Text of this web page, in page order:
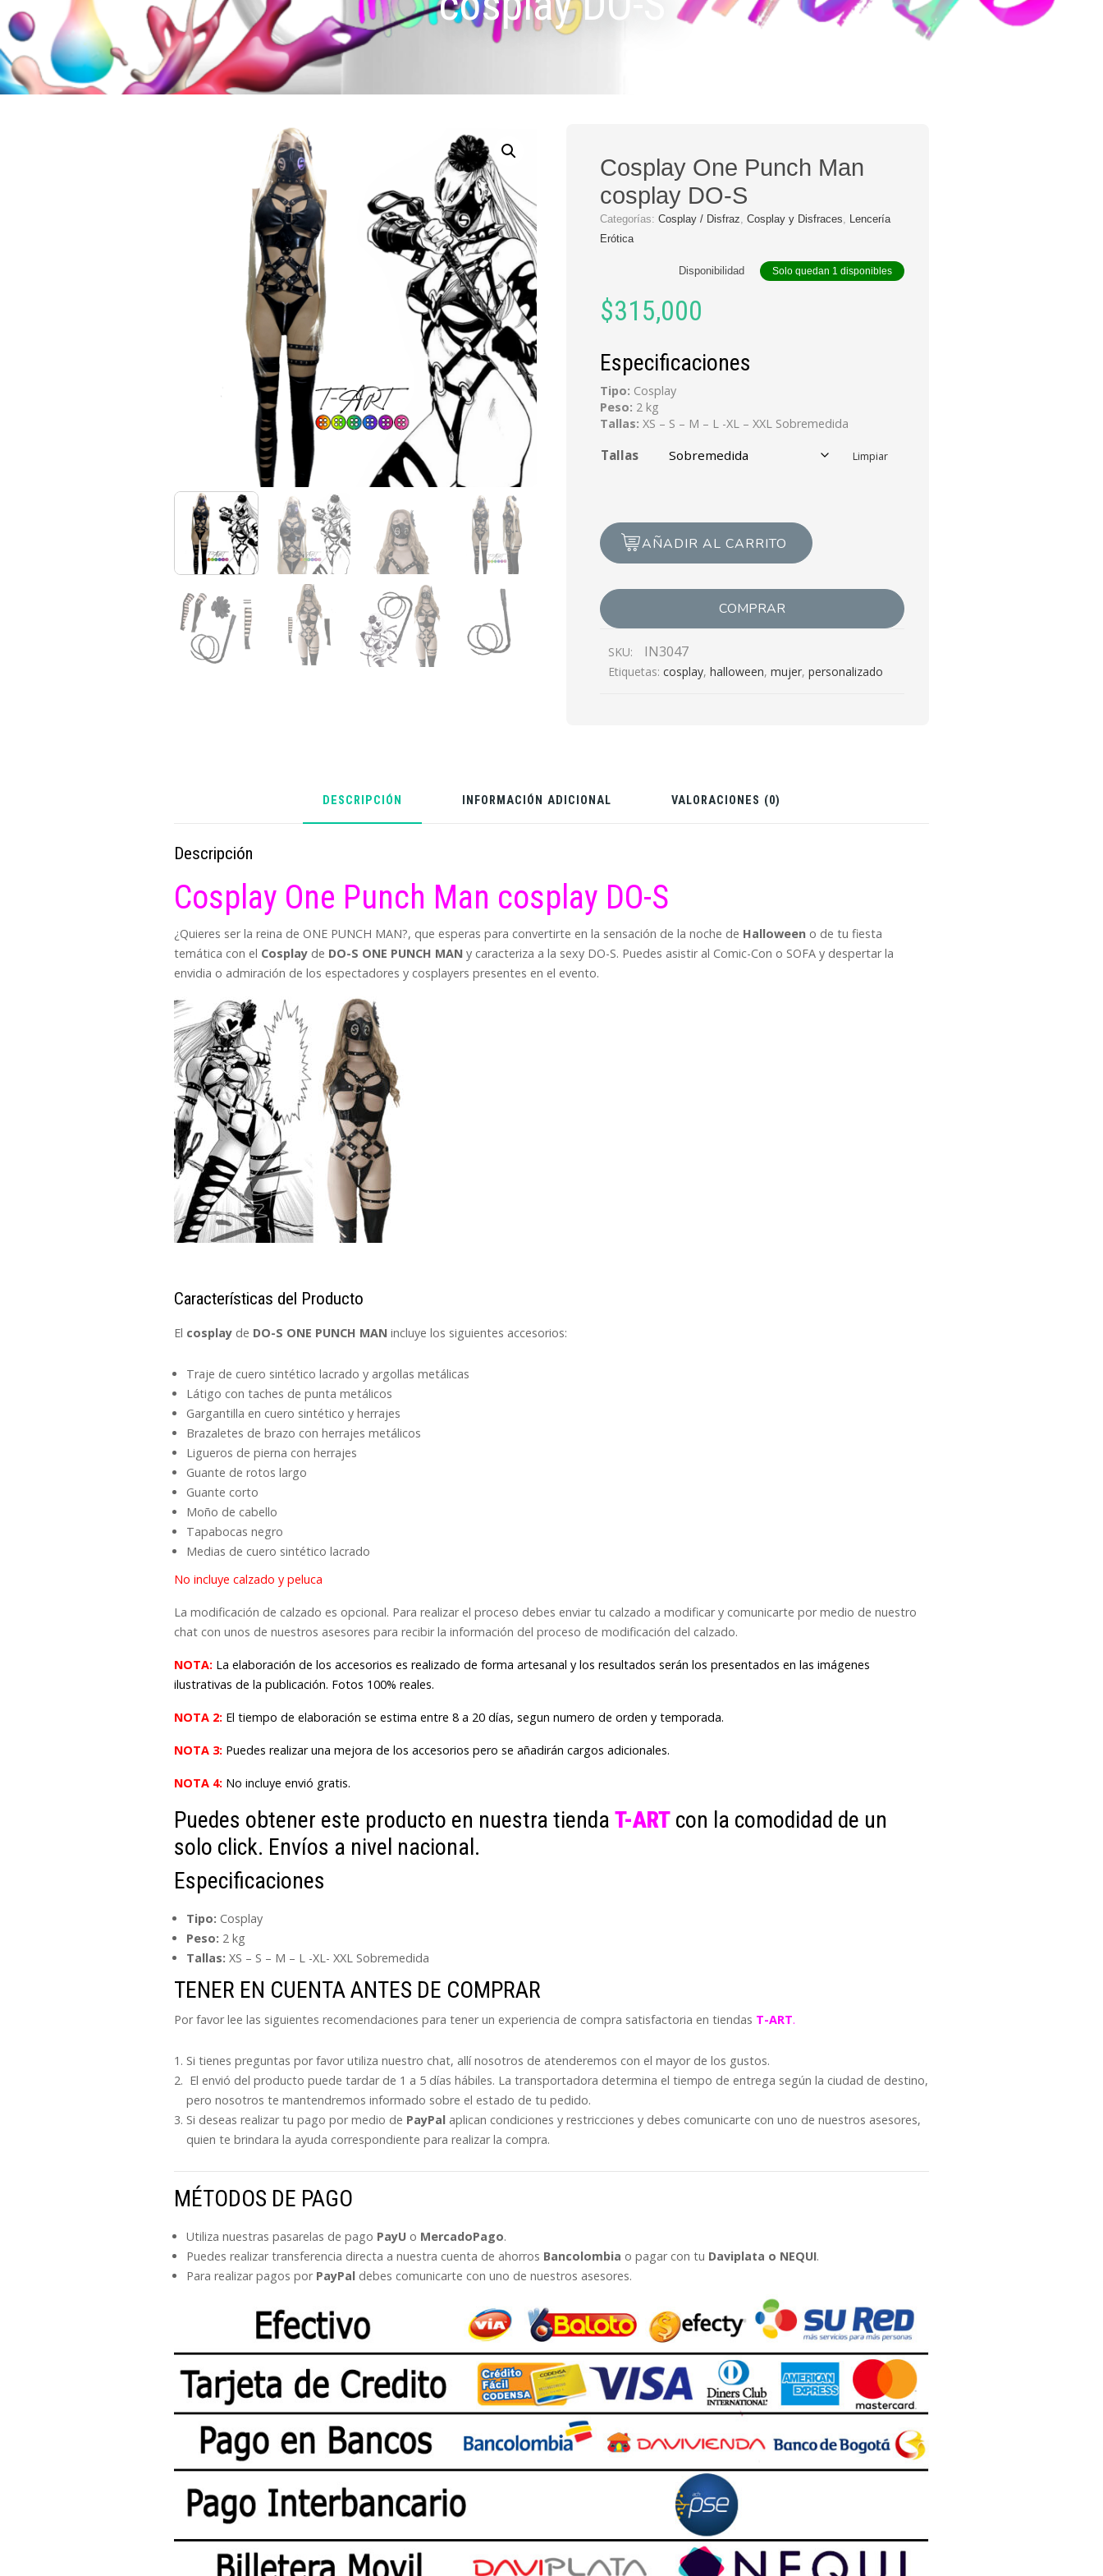
Cosplay One Punch Man
cosplay DO-S
Categorías:Cosplay / Disfraz,Cosplay y Disfraces, Lencería
Erótica
Disponibilidad Solo quedan 1 disponibles
$315,000
Especificaciones
Tipo: Cosplay
Peso: 2 kg
Tallas: XS – S – M – L -XL – XXL Sobremedida
Tallas Limpiar
AÑADIR AL CARRITO
COMPRAR
SKU: IN3047
Etiquetas:cosplay,halloween,mujer,personalizado
DESCRIPCIÓN INFORMACIÓN ADICIONAL VALORACIONES (0)
Descripción
Cosplay One Punch Man cosplay DO-S
¿Quieres ser la reina de ONE PUNCH MAN?, que esperas para convertirte en la sensación de la noche de Halloween o de tu fiesta
temática con el Cosplay de DO-S ONE PUNCH MAN y caracteriza a la sexy DO-S. Puedes asistir al Comic-Con o SOFA y despertar la
envidia o admiración de los espectadores y cosplayers presentes en el evento.
Características del Producto
El cosplay de DO-S ONE PUNCH MAN incluye los siguientes accesorios:
Traje de cuero sintético lacrado y argollas metálicas
Látigo con taches de punta metálicos
Gargantilla en cuero sintético y herrajes
Brazaletes de brazo con herrajes metálicos
Ligueros de pierna con herrajes
Guante de rotos largo
Guante corto
Moño de cabello
Tapabocas negro
Medias de cuero sintético lacrado
No incluye calzado y peluca
La modificación de calzado es opcional. Para realizar el proceso debes enviar tu calzado a modificar y comunicarte por medio de nuestro
chat con unos de nuestros asesores para recibir la información del proceso de modificación del calzado.
NOTA: La elaboración de los accesorios es realizado de forma artesanal y los resultados serán los presentados en las imágenes
ilustrativas de la publicación. Fotos 100% reales.
NOTA 2: El tiempo de elaboración se estima entre 8 a 20 días, segun numero de orden y temporada.
NOTA 3: Puedes realizar una mejora de los accesorios pero se añadirán cargos adicionales.
NOTA 4: No incluye envió gratis.
Puedes obtener este producto en nuestra tienda T-ART con la comodidad de un
solo click. Envíos a nivel nacional.
Especificaciones
Tipo: Cosplay
Peso: 2 kg
Tallas: XS – S – M – L -XL- XXL Sobremedida
TENER EN CUENTA ANTES DE COMPRAR
Por favor lee las siguientes recomendaciones para tener un experiencia de compra satisfactoria en tiendas T-ART.
Si tienes preguntas por favor utiliza nuestro chat, allí nosotros de atenderemos con el mayor de los gustos.
El envió del producto puede tardar de 1 a 5 días hábiles. La transportadora determina el tiempo de entrega según la ciudad de destino,
pero nosotros te mantendremos informado sobre el estado de tu pedido.
Si deseas realizar tu pago por medio de PayPal aplican condiciones y restricciones y debes comunicarte con uno de nuestros asesores,
quien te brindara la ayuda correspondiente para realizar la compra.
MÉTODOS DE PAGO
Utiliza nuestras pasarelas de pago PayU o MercadoPago.
Puedes realizar transferencia directa a nuestra cuenta de ahorros Bancolombia o pagar con tu Daviplata o NEQUI.
Para realizar pagos por PayPal debes comunicarte con uno de nuestros asesores.